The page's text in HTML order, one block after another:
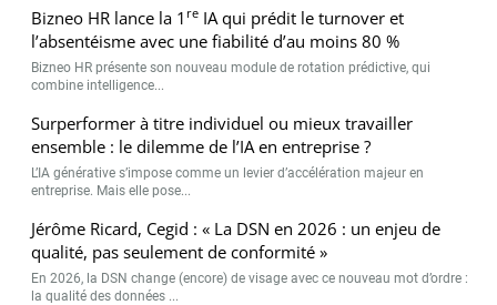
Bizneo HR lance la 1 re IA qui prédit le turnover et
l’absentéisme avec une fiabilité d’au moins 80 %
Bizneo HR présente son nouveau module de rotation prédictive, qui
combine intelligence...
Surperformer à titre individuel ou mieux travailler
ensemble : le dilemme de l’IA en entreprise ?
L’IA générative s’impose comme un levier d’accélération majeur en
entreprise. Mais elle pose...
Jérôme Ricard, Cegid : « La DSN en 2026 : un enjeu de
qualité, pas seulement de conformité »
En 2026, la DSN change (encore) de visage avec ce nouveau mot d’ordre :
la qualité des données ...